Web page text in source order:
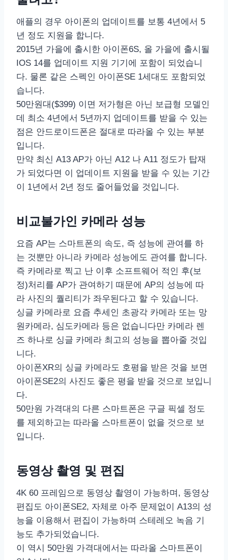
애플의 경우 아이폰의 업데이트를 보통 4년에서 5
년 정도 지원을 합니다.
2015년 가을에 출시한 아이폰6S, 올 가을에 출시될
IOS 14를 업데이트 지원 기기에 포함이 되었습니
다. 물론 같은 스펙인 아이폰SE 1세대도 포함되었
습니다.
50만원대($399) 이면 저가형은 아닌 보급형 모델인
데 최소 4년에서 5년까지 업데이트를 받을 수 있는
점은 안드로이드폰은 절대로 따라올 수 있는 부분
입니다.
만약 최신 A13 AP가 아닌 A12 나 A11 정도가 탑재
가 되었다면 이 업데이트 지원을 받을 수 있는 기간
이 1년에서 2년 정도 줄어들었을 것입니다.
비교불가인 카메라 성능
요즘 AP는 스마트폰의 속도, 즉 성능에 관여를 하
는 것뿐만 아니라 카메라 성능에도 관여를 합니다.
즉 카메라로 찍고 난 이후 소프트웨어 적인 후(보
정)처리를 AP가 관여하기 때문에 AP의 성능에 따
라 사진의 퀄리티가 좌우된다고 할 수 있습니다.
싱글 카메라로 요즘 추세인 초광각 카메라 또는 망
원카메라, 심도카메라 등은 없습니다만 카메라 렌
즈 하나로 싱글 카메라 최고의 성능을 뽑아줄 것입
니다.
아이폰XR의 싱글 카메라도 호평을 받은 것을 보면
아이폰SE2의 사진도 좋은 평을 받을 것으로 보입니
다.
50만원 가격대의 다른 스마트폰은 구글 픽셀 정도
를 제외하고는 따라올 스마트폰이 없을 것으로 보
입니다.
동영상 촬영 및 편집
4K 60 프레임으로 동영상 촬영이 가능하며, 동영상
편집도 아이폰SE2, 자체로 아주 문제없이 A13의 성
능을 이용해서 편집이 가능하며 스테레오 녹음 기
능도 추가되었습니다.
이 역시 50만원 가격대에서는 따라올 스마트폰이